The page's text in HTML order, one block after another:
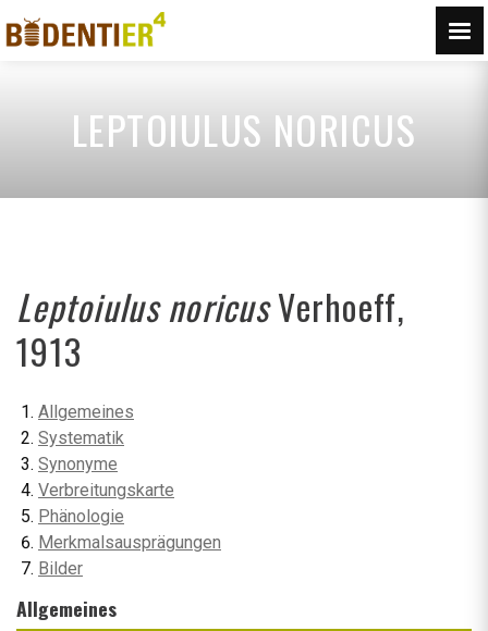
LEPTOIULUS NORICUS
Leptoiulus noricusVerhoeff,
1913
Allgemeines
Systematik
Synonyme
Verbreitungskarte
Phänologie
Merkmalsausprägungen
Bilder
Allgemeines